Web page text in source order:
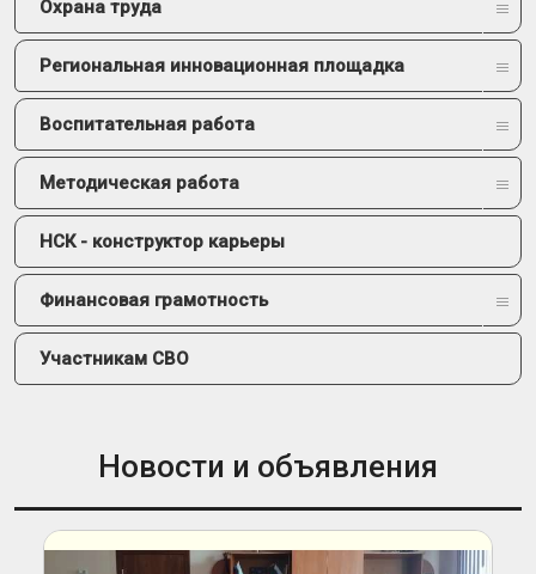
Охрана труда
Региональная инновационная площадка
Воспитательная работа
Методическая работа
НСК - конструктор карьеры
Финансовая грамотность
Участникам СВО
Новости и объявления